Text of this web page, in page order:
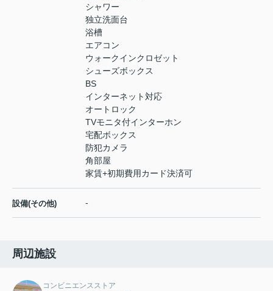
シャワー
独立洗面台
浴槽
エアコン
ウォークインクロゼット
シューズボックス
BS
インターネット対応
オートロック
TVモニタ付インターホン
宅配ボックス
防犯カメラ
角部屋
家賃+初期費用カード決済可
設備(その他) -
周辺施設
コンビニエンスストア